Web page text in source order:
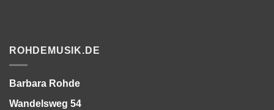
ROHDEMUSIK.DE
Barbara Rohde
Wandelsweg 54